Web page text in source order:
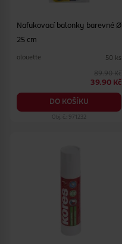
Nafukovací balonky barevné Ø
25 cm
alouette 50 ks
89.90 Kč
39.90 Kč
DO KOŠÍKU
Obj. č.: 971232